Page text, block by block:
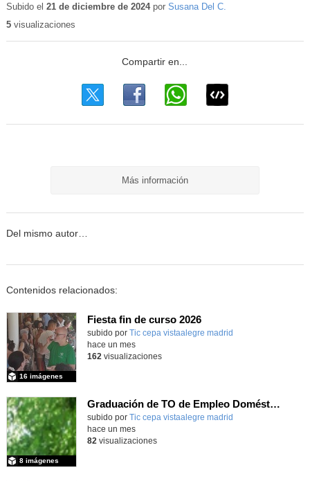
educativo
Subido el 21 de diciembre de 2024por Susana Del C.
5visualizaciones
Más información
Del mismo autor…
Contenidos relacionados:
Fiesta fin de curso 2026
subido por Tic cepa vistaalegre madrid
16 imágenes
hace un mes
162 visualizaciones
Graduación de TO de Empleo Doméstico
subido por Tic cepa vistaalegre madrid
8 imágenes
hace un mes
82 visualizaciones